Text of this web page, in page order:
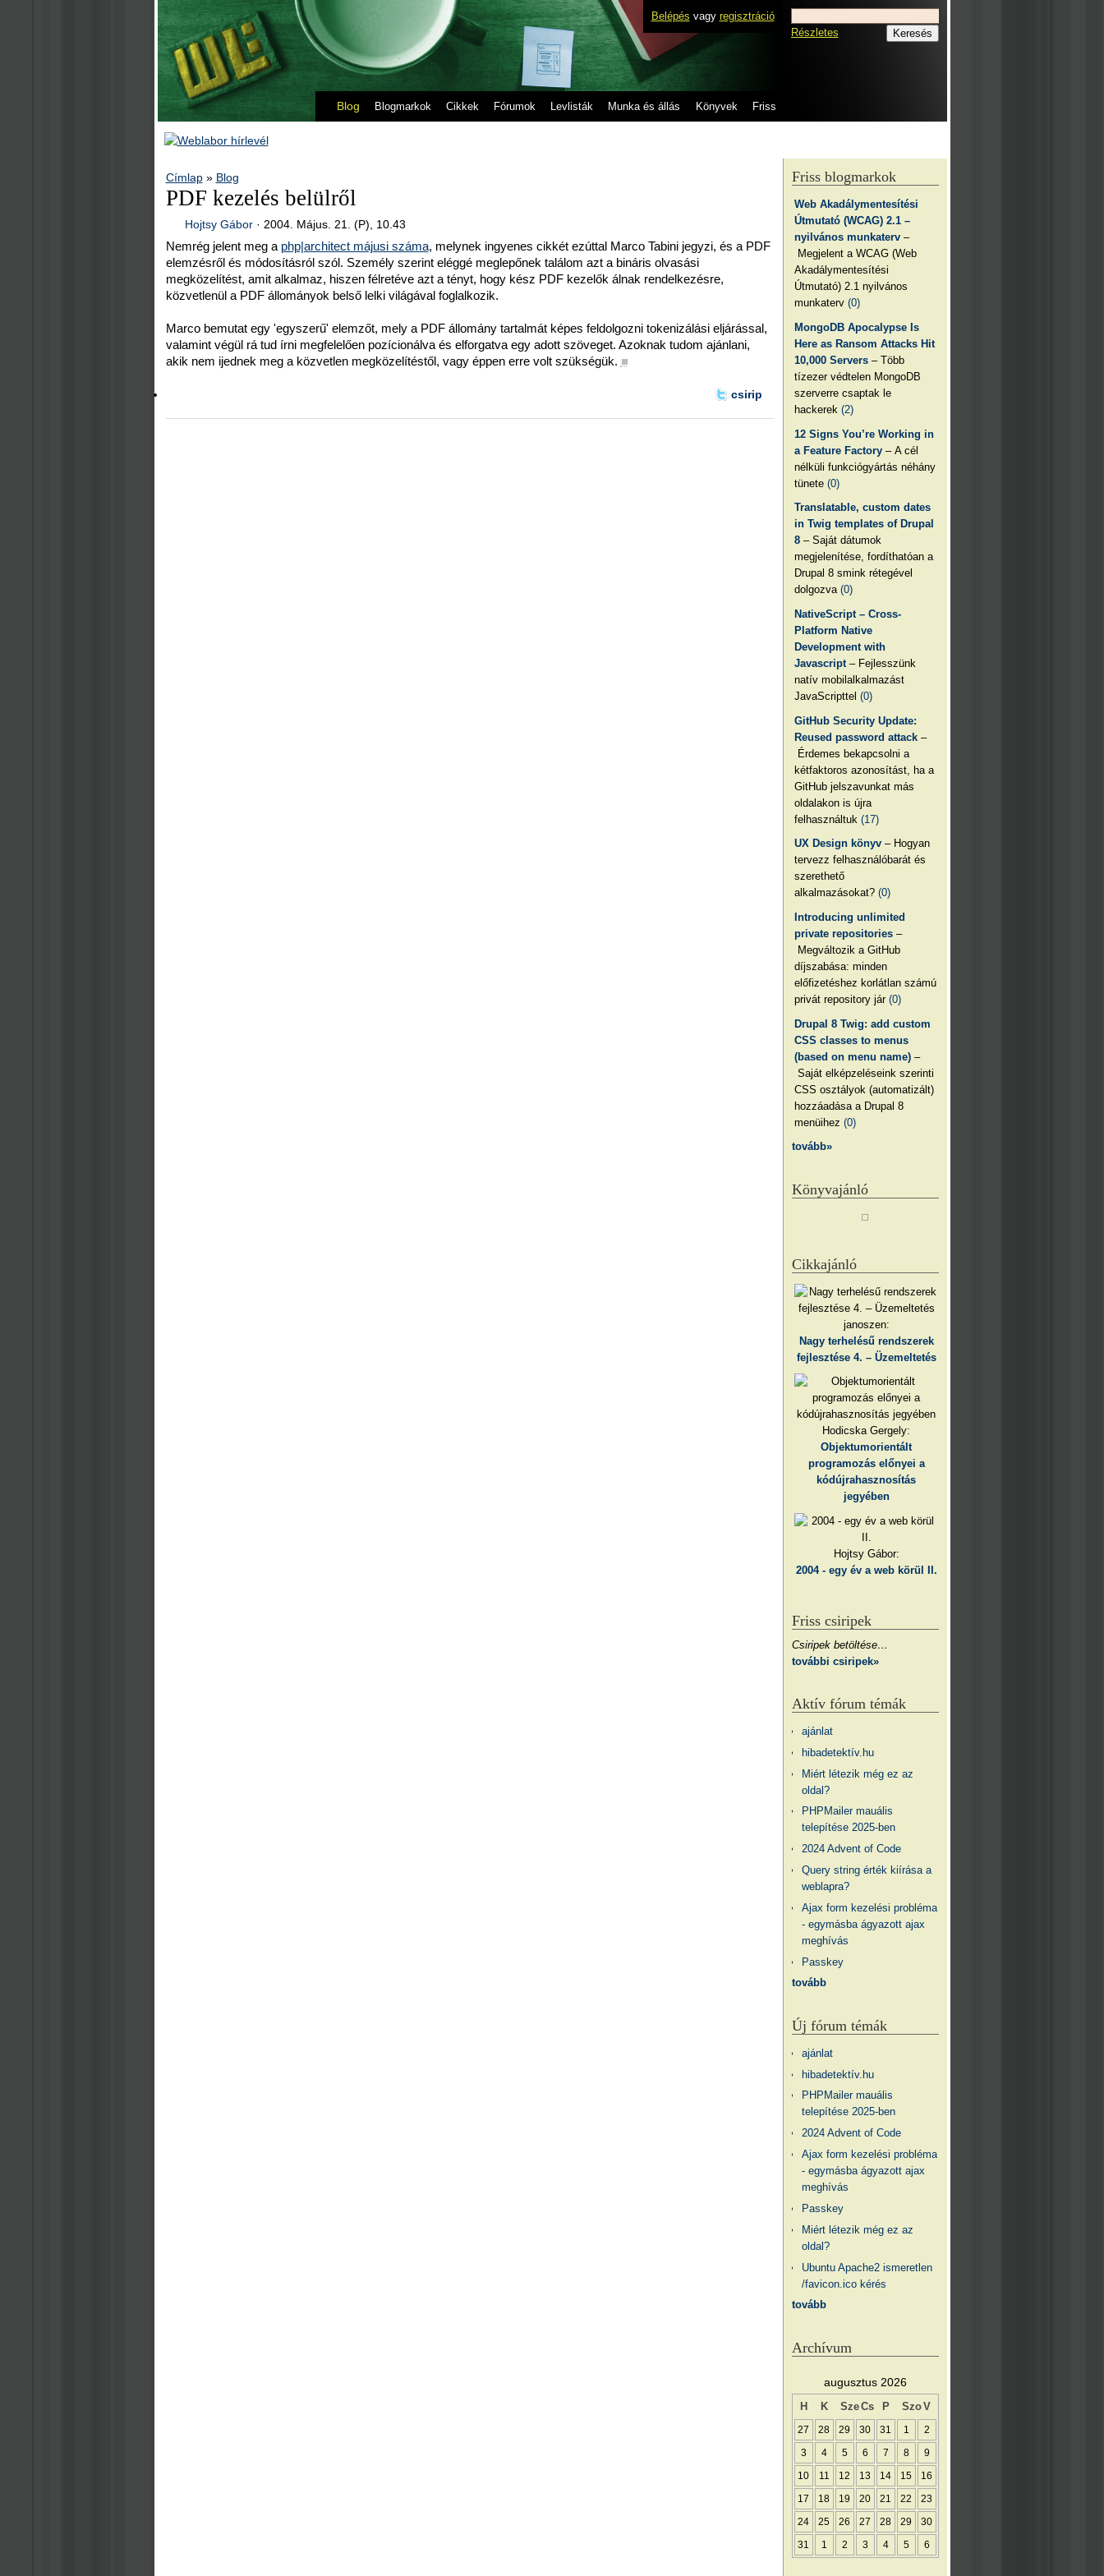
Belépés vagy regisztráció
Blog Blogmarkok Cikkek Fórumok Levlisták Munka és állás Könyvek Friss
Részletes
Címlap» Blog
PDF kezelés belülről
Hojtsy Gábor · 2004. Május. 21. (P), 10.43
Nemrég jelent meg a php|architect májusi száma, melynek ingyenes cikkét ezúttal Marco Tabini jegyzi, és a PDF
elemzésről és módosításról szól. Személy szerint eléggé meglepőnek találom azt a bináris olvasási
megközelítést, amit alkalmaz, hiszen félretéve azt a tényt, hogy kész PDF kezelők álnak rendelkezésre,
közvetlenül a PDF állományok belső lelki világával foglalkozik.
Marco bemutat egy 'egyszerű' elemzőt, mely a PDF állomány tartalmát képes feldolgozni tokenizálási eljárással,
valamint végül rá tud írni megfelelően pozícionálva és elforgatva egy adott szöveget. Azoknak tudom ajánlani,
akik nem ijednek meg a közvetlen megközelítéstől, vagy éppen erre volt szükségük. ■
csirip
Friss blogmarkok
Web Akadálymentesítési
Útmutató (WCAG) 2.1 –
nyilvános munkaterv –
Megjelent a WCAG (Web
Akadálymentesítési
Útmutató) 2.1 nyilvános
munkaterv(0)
MongoDB Apocalypse Is
Here as Ransom Attacks Hit
10,000 Servers – Több
tízezer védtelen MongoDB
szerverre csaptak le
hackerek(2)
12 Signs You’re Working in
a Feature Factory – A cél
nélküli funkciógyártás néhány
tünete(0)
Translatable, custom dates
in Twig templates of Drupal
8 – Saját dátumok
megjelenítése, fordíthatóan a
Drupal 8 smink rétegével
dolgozva(0)
NativeScript – Cross-
Platform Native
Development with
Javascript – Fejlesszünk
natív mobilalkalmazást
JavaScripttel(0)
GitHub Security Update:
Reused password attack –
Érdemes bekapcsolni a
kétfaktoros azonosítást, ha a
GitHub jelszavunkat más
oldalakon is újra
felhasználtuk(17)
UX Design könyv – Hogyan
tervezz felhasználóbarát és
szerethető
alkalmazásokat?(0)
Introducing unlimited
private repositories –
Megváltozik a GitHub
díjszabása: minden
előfizetéshez korlátlan számú
privát repository jár(0)
Drupal 8 Twig: add custom
CSS classes to menus
(based on menu name) –
Saját elképzeléseink szerinti
CSS osztályok (automatizált)
hozzáadása a Drupal 8
menüihez(0)
tovább»
Könyvajánló
Cikkajánló
janoszen:
Nagy terhelésű rendszerek
fejlesztése 4. – Üzemeltetés
Hodicska Gergely:
Objektumorientált
programozás előnyei a
kódújrahasznosítás
jegyében
Hojtsy Gábor:
2004 - egy év a web körül II.
Friss csiripek
Csiripek betöltése…
további csiripek»
Aktív fórum témák
ajánlat
hibadetektív.hu
Miért létezik még ez az
oldal?
PHPMailer mauális
telepítése 2025-ben
2024 Advent of Code
Query string érték kiírása a
weblapra?
Ajax form kezelési probléma
- egymásba ágyazott ajax
meghívás
Passkey
tovább
Új fórum témák
ajánlat
hibadetektív.hu
PHPMailer mauális
telepítése 2025-ben
2024 Advent of Code
Ajax form kezelési probléma
- egymásba ágyazott ajax
meghívás
Passkey
Miért létezik még ez az
oldal?
Ubuntu Apache2 ismeretlen
/favicon.ico kérés
tovább
Archívum
augusztus 2026
H K SzeCs P SzoV
27 28 29 30 31 1 2
3 4 5 6 7 8 9
10 11 12 13 14 15 16
17 18 19 20 21 22 23
24 25 26 27 28 29 30
31 1 2 3 4 5 6